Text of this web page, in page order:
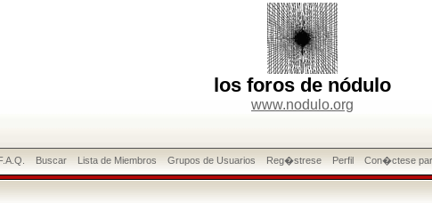
los foros de nódulo
www.nodulo.org
Buscar Lista de Miembros Grupos de Usuarios Reg�strese Perfil Con�ctese